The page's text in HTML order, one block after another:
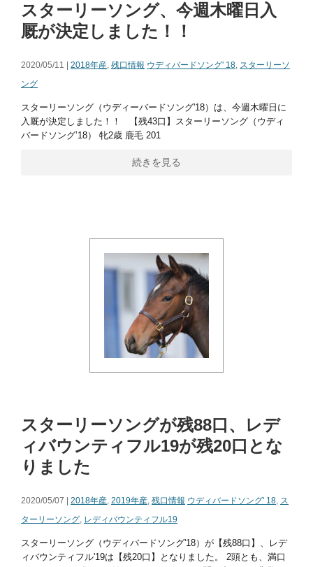
スターリーソング、今週木曜日入
厩が決定しました！！
2020/05/11 | 2018年産, 残口情報 ウディバードソング' 18, スターリーソ
ング
スターリーソング（ウディーバードソング'18）は、今週木曜日に
入厩が決定しました！！ 【残43口】スターリーソング（ウディ
バードソング’18） 牝2歳 鹿毛 201
続きを見る
スターリーソングが残88口、レデ
ィバウンティフル19が残20口とな
りました
2020/05/07 | 2018年産, 2019年産, 残口情報 ウディバードソング' 18, ス
ターリーソング, レディバウンティフル19
スターリーソング（ウディバードソング'18）が【残88口】、レデ
ィバウンティフル'19は【残20口】となりました。 2頭とも、満口